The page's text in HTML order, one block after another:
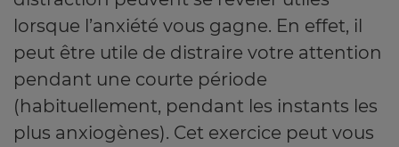
lorsque l’anxiété vous gagne. En effet, il
peut être utile de distraire votre attention
pendant une courte période
(habituellement, pendant les instants les
plus anxiogènes). Cet exercice peut vous